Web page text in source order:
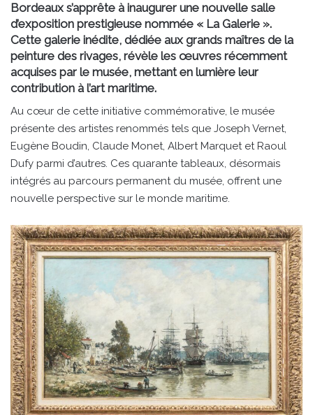
Bordeaux s’apprête à inaugurer une nouvelle salle
d’exposition prestigieuse nommée « La Galerie ».
Cette galerie inédite, dédiée aux grands maîtres de la
peinture des rivages, révèle les œuvres récemment
acquises par le musée, mettant en lumière leur
contribution à l’art maritime.
Au cœur de cette initiative commémorative, le musée
présente des artistes renommés tels que Joseph Vernet,
Eugène Boudin, Claude Monet, Albert Marquet et Raoul
Dufy parmi d’autres. Ces quarante tableaux, désormais
intégrés au parcours permanent du musée, offrent une
nouvelle perspective sur le monde maritime.